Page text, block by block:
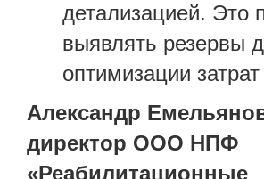
детализацией. Это
выявлять резервы
оптимизации
Александр
директор ООО НПФ
«Реабилитационные